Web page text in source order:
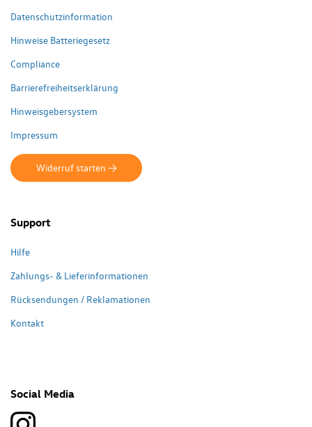
Datenschutzinformation
Hinweise Batteriegesetz
Compliance
Barrierefreiheitserklärung
Hinweisgebersystem
Impressum
Widerruf starten ->
Support
Hilfe
Zahlungs- & Lieferinformationen
Rücksendungen / Reklamationen
Kontakt
Social Media